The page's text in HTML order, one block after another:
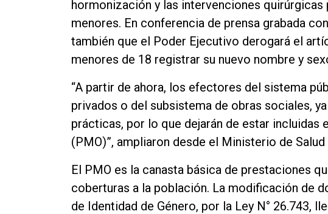
hormonización y las intervenciones
menores. En conferencia de prensa grabada
también que el Poder Ejecutivo derogará el
menores de 18 registrar su nuevo nombre y
“A partir de ahora, los efectores del sistema
privados o del subsistema de obras sociales,
prácticas, por lo que dejarán de estar incluidas
(PMO)”, ampliaron desde el Ministerio de
El PMO es la canasta básica de prestaciones
coberturas a la población. La modificación de
de Identidad de Género, por la Ley N° 26.743,